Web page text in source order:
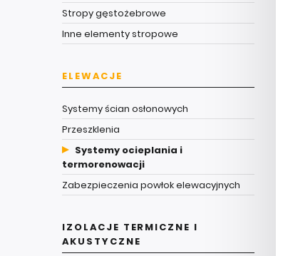
Stropy gęstożebrowe
Inne elementy stropowe
ELEWACJE
Systemy ścian osłonowych
Przeszklenia
Systemy ocieplania i
termorenowacji
Zabezpieczenia powłok elewacyjnych
IZOLACJE TERMICZNE I
AKUSTYCZNE